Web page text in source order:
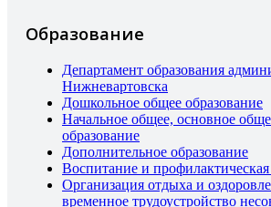
Образование
Департамент образования
Нижневартовска
Дошкольное общее образование
Начальное общее, основное
образование
Дополнительное образование
Воспитание и профилактическая
Организация отдыха и
временное трудоустройство